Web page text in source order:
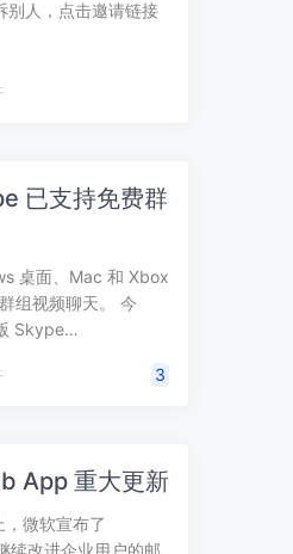
人，点击邀请链接
已支持免费群
桌面、Mac 和 Xbox
组视频聊天。 今
Skype…
3
App 重大更新
微软宣布了
续改进企业用户的邮